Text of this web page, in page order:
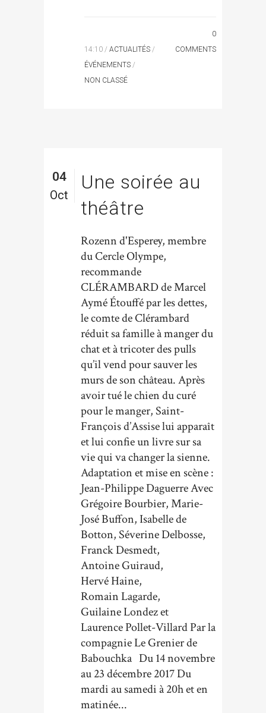
14:10 / ACTUALITÉS /
ÉVÉNEMENTS /
NON CLASSÉ
0
COMMENTS
04
Oct
Une soirée au
théâtre
Rozenn d'Esperey, membre
du Cercle Olympe,
recommande
CLÉRAMBARD de Marcel
Aymé Étouffé par les dettes,
le comte de Clérambard
réduit sa famille à manger du
chat et à tricoter des pulls
qu’il vend pour sauver les
murs de son château. Après
avoir tué le chien du curé
pour le manger, Saint-
François d’Assise lui apparaît
et lui confie un livre sur sa
vie qui va changer la sienne.
Adaptation et mise en scène :
Jean-Philippe Daguerre Avec
Grégoire Bourbier, Marie-
José Buffon, Isabelle de
Botton, Séverine Delbosse,
Franck Desmedt,
Antoine Guiraud,
Hervé Haine,
Romain Lagarde,
Guilaine Londez et
Laurence Pollet-Villard Par la
compagnie Le Grenier de
Babouchka Du 14 novembre
au 23 décembre 2017 Du
mardi au samedi à 20h et en
matinée...